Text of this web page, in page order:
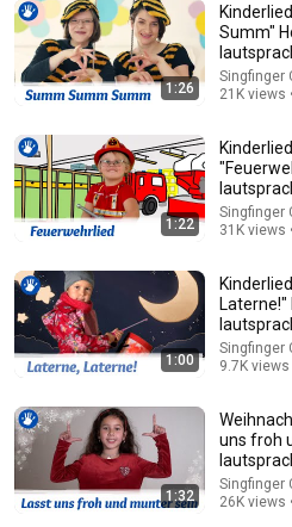
KsanaDeng - Deutsch - English •
Das Kraftmacherlied mit 76
Song für den Welt Down
1:26
Summ"
Singfinger
21K views
1:22
Singfinger
31K views
1:00
Laterne!"
Singfinger
9.7K
1:32
uns froh
Singfinger
26K views